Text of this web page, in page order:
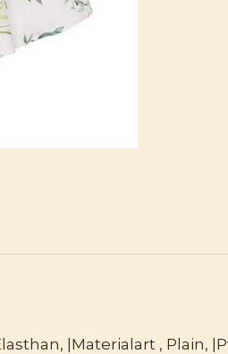
|Materialart , Plain,